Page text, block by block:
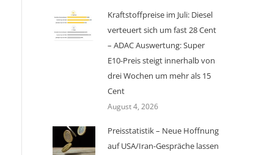
Kraftstoffpreise im Juli: Diesel
verteuert sich um fast 28 Cent
– ADAC Auswertung: Super
E10-Preis steigt innerhalb von
drei Wochen um mehr als 15
Cent
August 4, 2026
Preisstatistik – Neue Hoffnung
auf USA/Iran-Gespräche lassen